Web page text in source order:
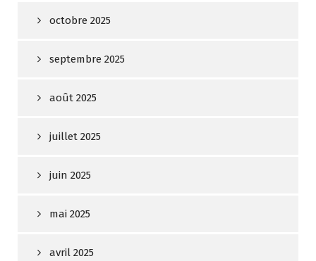
octobre 2025
septembre 2025
août 2025
juillet 2025
juin 2025
mai 2025
avril 2025